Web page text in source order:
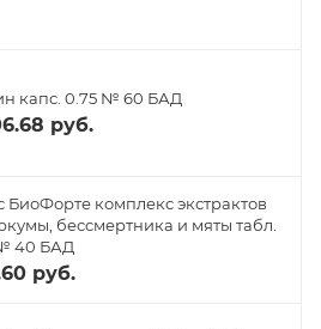
капс. 0.75 № 60 БАД
руб.
БиоФорте комплекс экстрактов
бессмертника и мяты табл.
40 БАД
руб.